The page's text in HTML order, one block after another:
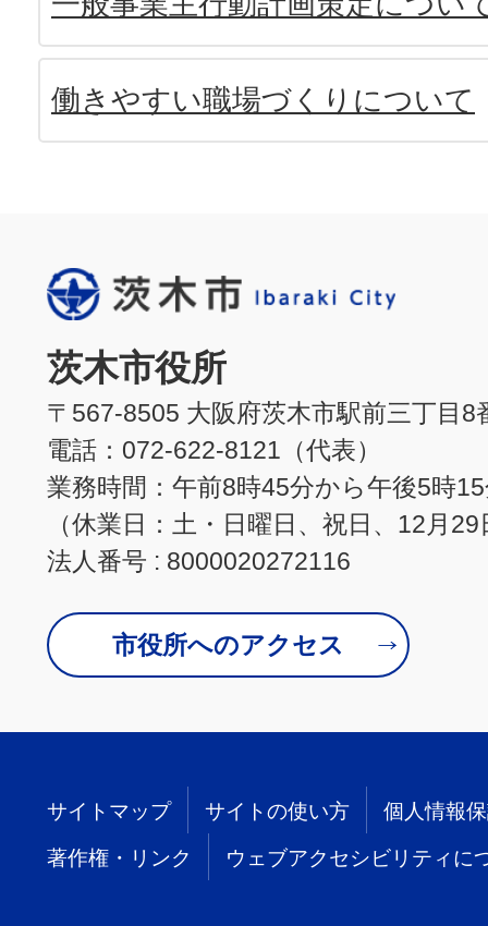
働きやすい職場づくりについて
茨木市役所
〒567-8505 大阪府茨木市駅前三丁目8
電話：072-622-8121（代表）
業務時間：午前8時45分から午後5時
（休業日：土・日曜日、祝日、12月
法人番号 : 8000020272116
市役所へのアクセス
サイトマップ サイトの使い方 個人情報
著作権・リンク ウェブアクセシビリティに